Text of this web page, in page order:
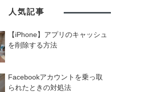
人気記事
【iPhone】アプリのキャッシュ
を削除する方法
Facebookアカウントを乗っ取
られたときの対処法